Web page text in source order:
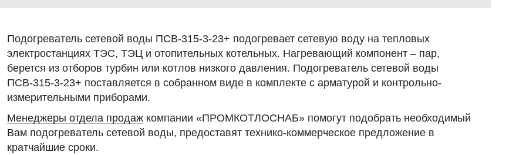
Подогреватель сетевой воды ПСВ-315-3-23+ подогревает сетевую воду на тепловых
электростанциях ТЭС, ТЭЦ и отопительных котельных. Нагревающий компонент – пар,
берется из отборов турбин или котлов низкого давления. Подогреватель сетевой воды
ПСВ-315-3-23+ поставляется в собранном виде в комплекте с арматурой и контрольно-
измерительными приборами.
Менеджеры отдела продаж компании «ПРОМКОТЛОСНАБ» помогут подобрать необходимый
Вам подогреватель сетевой воды, предоставят технико-коммерческое предложение в
кратчайшие сроки.